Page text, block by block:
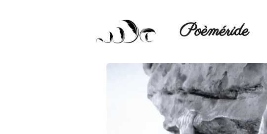
Poèméride